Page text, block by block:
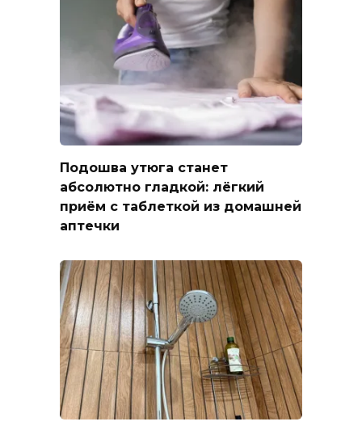
Подошва утюга станет
абсолютно гладкой: лёгкий
приём с таблеткой из домашней
аптечки